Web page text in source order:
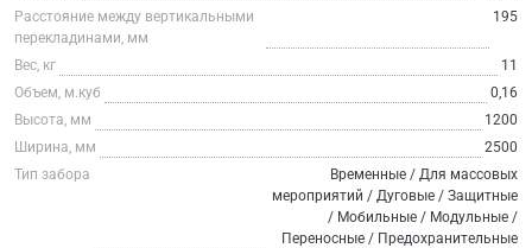
Расстояние между вертикальными
перекладинами, мм
195
Вес, кг
11
Объем, м.куб
0,16
Высота, мм
1200
Ширина, мм
2500
Тип забора
Временные / Для массовых
мероприятий / Дуговые / Защитные
/ Мобильные / Модульные /
Переносные / Предохранительные